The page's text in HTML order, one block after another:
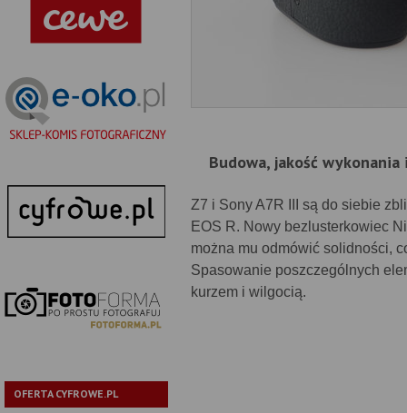
OFERTA CYFROWE.PL
Budowa, jakość
Z7 i Sony A7R III są do siebie
EOS R. Nowy bezlusterkowiec
można mu odmówić solidności,
Spasowanie poszczególnych
kurzem i wilgocią.